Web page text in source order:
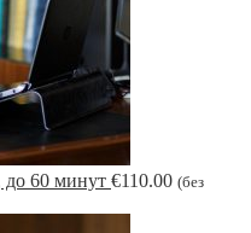
до 60 минут €110.00 (без